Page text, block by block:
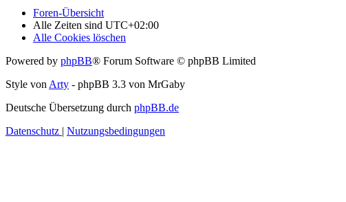
Foren-Übersicht
Alle Zeiten sind UTC+02:00
Alle Cookies löschen
Powered by phpBB® Forum Software © phpBB Limited
Style von Arty - phpBB 3.3 von MrGaby
Deutsche Übersetzung durch phpBB.de
Datenschutz | Nutzungsbedingungen